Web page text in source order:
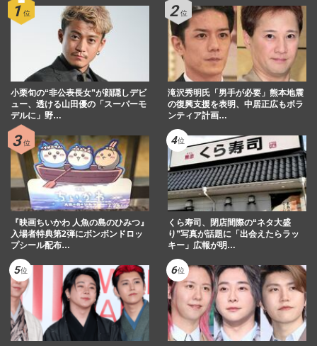
小栗旬の“非公表長女”が顔隠しデビ
ュー、透ける山田優の「スーパーモ
デルに」野…
滝沢秀明氏「男手が必要」熊本地震
の復興支援を表明、中居正広もボラ
ンティア計画…
『映画ちいかわ 人魚の島のひみつ』
入場者特典第2弾にボンボンドロッ
プシール配布…
くら寿司、閉店間際の“ネタ大盛
り”写真が話題に「出会えたらラッ
キー」広報が明…